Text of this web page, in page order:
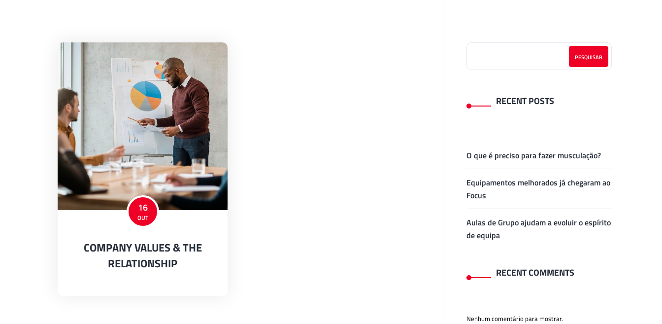
16
OUT
COMPANY VALUES & THE
RELATIONSHIP
PESQUISAR
RECENT POSTS
O que é preciso para fazer musculação?
Equipamentos melhorados já chegaram ao
Focus
Aulas de Grupo ajudam a evoluir o espírito
de equipa
RECENT COMMENTS
Nenhum comentário para mostrar.